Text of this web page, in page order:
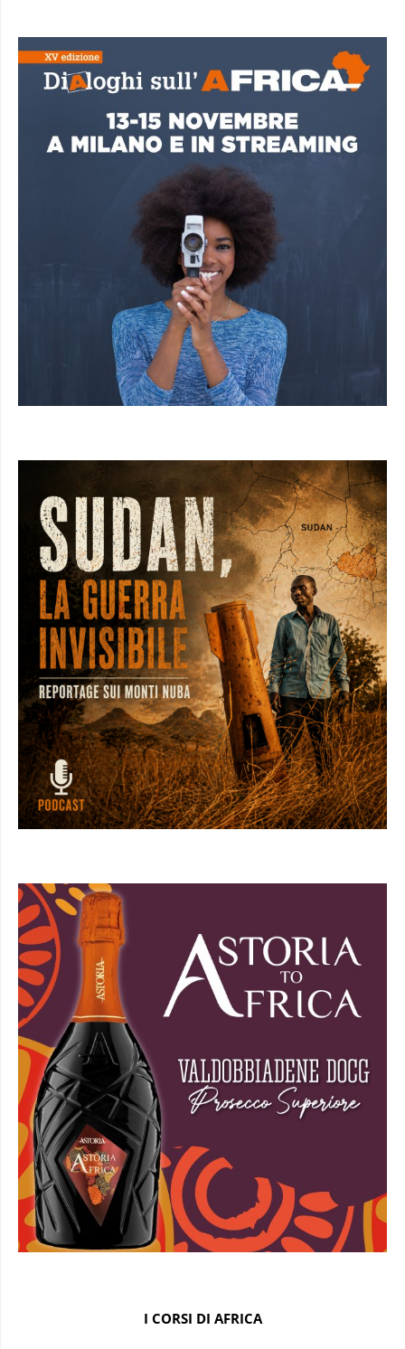
I CORSI DI AFRICA